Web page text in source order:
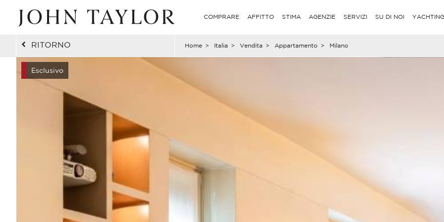
COMPRARE AFFITTO STIMA AGENZIE SERVIZI SU DI NOI
RITORNO Home > Italia > Vendita > Appartamento > Milano
Esclusivo